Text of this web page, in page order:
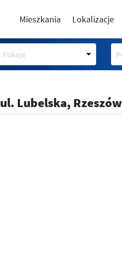
Mieszkania Lokalizacje
Pokoje
ul. Lubelska, Rzeszów